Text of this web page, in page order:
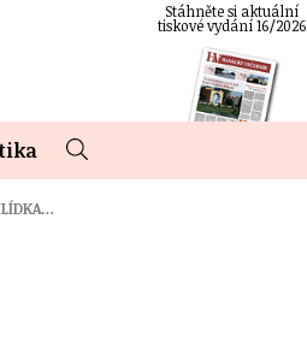
Stáhněte si aktuální
tiskové vydání 16/2026